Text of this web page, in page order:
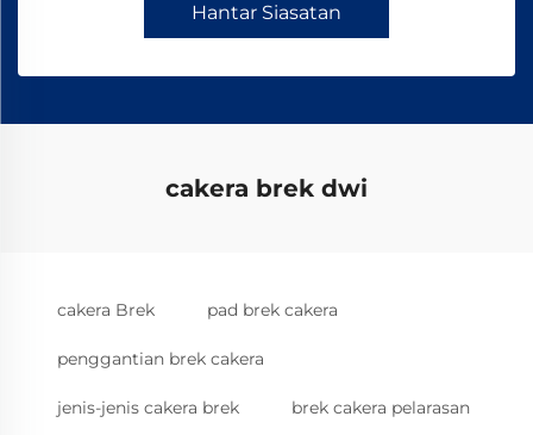
Hantar Siasatan
cakera brek dwi
cakera Brek pad brek cakera
penggantian brek cakera
jenis-jenis cakera brek brek cakera pelarasan